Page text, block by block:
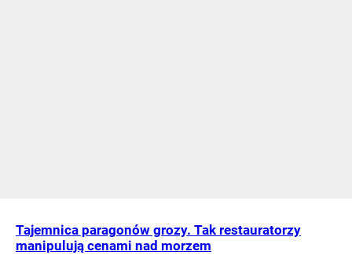
Tajemnica paragonów grozy. Tak restauratorzy
manipulują cenami nad morzem